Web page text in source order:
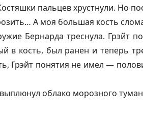
пальцев хрустнули. Но
А моя большая кость
Бернарда треснула. Грэйт
в кость, был ранен и теперь
Грэйт понятия не имел —
облако морозного